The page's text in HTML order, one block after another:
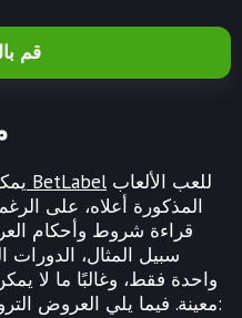
قم
مكافآت كازينو BetLabel
المذكورة أعلاه، على
قراءة شروط وأحكام
سبيل المثال، الدورات
واحدة فقط، وغالبًا ما لا
معينة. فيما يلي العروض الترويجية التي تقدمها مؤسستنا حاليًا: